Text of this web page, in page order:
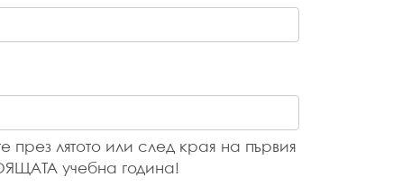
лятото или след края на първия
учебна година!